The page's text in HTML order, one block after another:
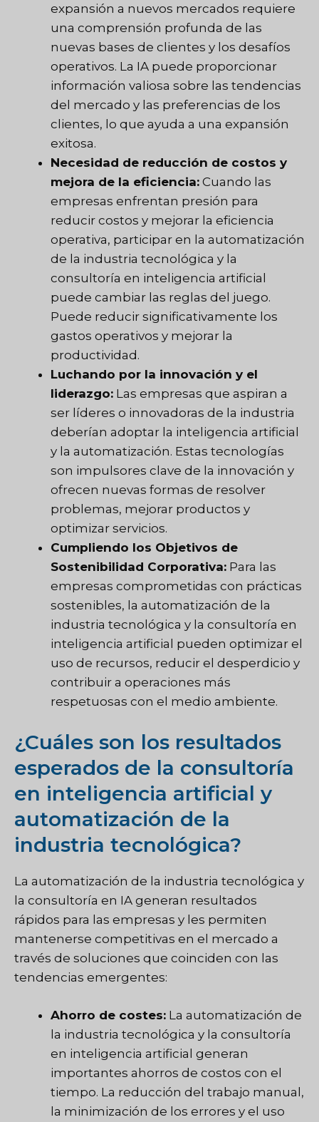
expansión a nuevos mercados requiere
una comprensión profunda de las
nuevas bases de clientes y los desafíos
operativos. La IA puede proporcionar
información valiosa sobre las tendencias
del mercado y las preferencias de los
clientes, lo que ayuda a una expansión
exitosa.
Necesidad de reducción de costos y
mejora de la eficiencia: Cuando las
empresas enfrentan presión para
reducir costos y mejorar la eficiencia
operativa, participar en la automatización
de la industria tecnológica y la
consultoría en inteligencia artificial
puede cambiar las reglas del juego.
Puede reducir significativamente los
gastos operativos y mejorar la
productividad.
Luchando por la innovación y el
liderazgo: Las empresas que aspiran a
ser líderes o innovadoras de la industria
deberían adoptar la inteligencia artificial
y la automatización. Estas tecnologías
son impulsores clave de la innovación y
ofrecen nuevas formas de resolver
problemas, mejorar productos y
optimizar servicios.
Cumpliendo los Objetivos de
Sostenibilidad Corporativa: Para las
empresas comprometidas con prácticas
sostenibles, la automatización de la
industria tecnológica y la consultoría en
inteligencia artificial pueden optimizar el
uso de recursos, reducir el desperdicio y
contribuir a operaciones más
respetuosas con el medio ambiente.
¿Cuáles son los resultados
esperados de la consultoría
en inteligencia artificial y
automatización de la
industria tecnológica?
La automatización de la industria tecnológica y
la consultoría en IA generan resultados
rápidos para las empresas y les permiten
mantenerse competitivas en el mercado a
través de soluciones que coinciden con las
tendencias emergentes:
Ahorro de costes: La automatización de
la industria tecnológica y la consultoría
en inteligencia artificial generan
importantes ahorros de costos con el
tiempo. La reducción del trabajo manual,
la minimización de los errores y el uso